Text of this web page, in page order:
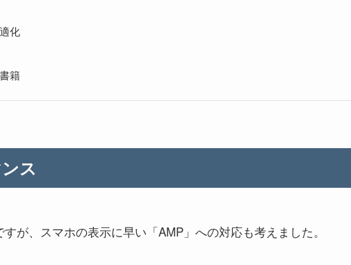
化
籍
ス
が、スマホの表示に早い「AMP」への対応も考えました。